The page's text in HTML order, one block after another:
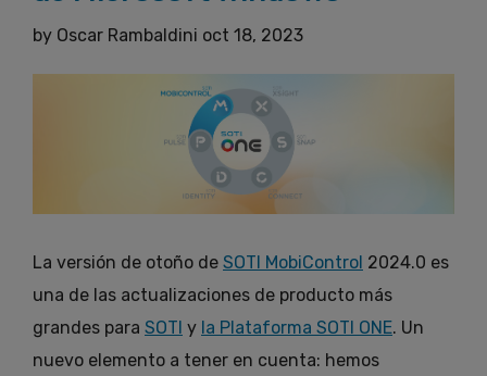
by Oscar Rambaldini oct 18, 2023
La versión de otoño de SOTI MobiControl 2024.0 es
una de las actualizaciones de producto más
grandes para SOTI y la Plataforma SOTI ONE. Un
nuevo elemento a tener en cuenta: hemos